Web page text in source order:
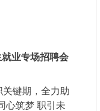
业专场招聘会
关键期，全力助
心筑梦 职引未